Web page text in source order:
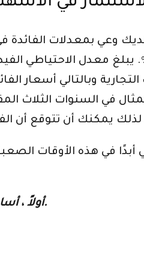
وعي بمعدلات الفائدة
وبالتالي أسعار
أبدًا في هذه الأوقات
أولاً ، أساسيات ماهية الأسهم والسندات وكيف يعمل سوق الأوراق المالية.